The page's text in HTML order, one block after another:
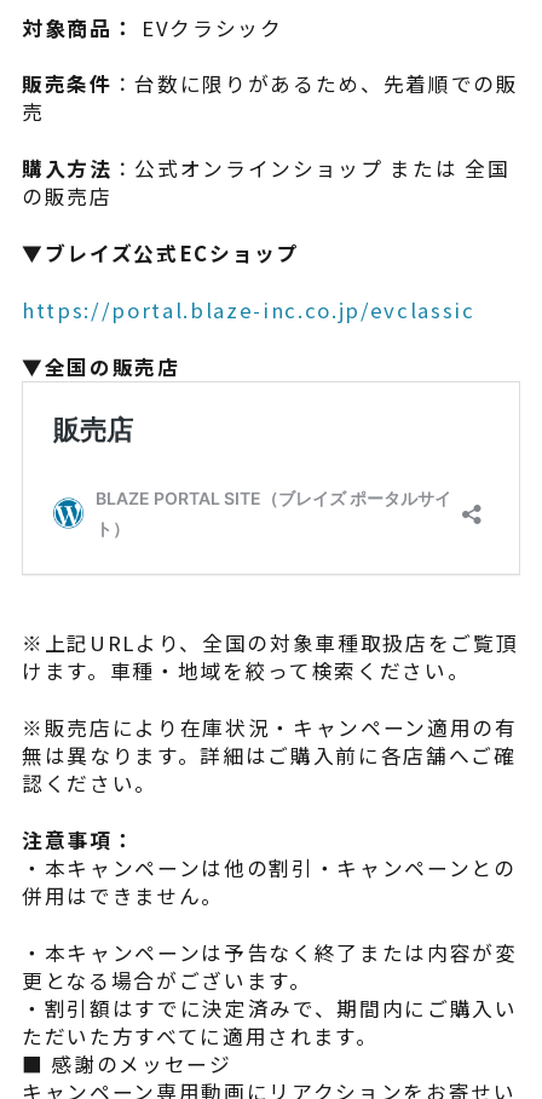
対象商品：
EVクラシック
販売条件 ：台数に限りがあるため、先着順での販
売
購入方法 ：公式オンラインショップ または 全国
の販売店
▼ブレイズ公式ECショップ
https://portal.blaze-inc.co.jp/evclassic
▼全国の販売店
※上記URLより、全国の対象車種取扱店をご覧頂
けます。車種・地域を絞って検索ください。
※販売店により在庫状況・キャンペーン適用の有
無は異なります。詳細はご購入前に各店舗へご確
認ください。
注意事項：
・本キャンペーンは他の割引・キャンペーンとの
併用はできません。
・本キャンペーンは予告なく終了または内容が変
更となる場合がございます。
・割引額はすでに決定済みで、期間内にご購入い
ただいた方すべてに適用されます。
■ 感謝のメッセージ
キャンペーン専用動画にリアクションをお寄せい